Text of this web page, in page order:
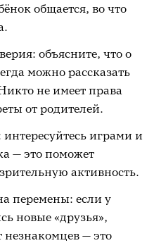
общается, во что
объясните, что о
можно рассказать
не имеет права
от родителей.
интересуйтесь играми и
— это поможет
активность.
перемены: если у
новые «друзья»,
— это